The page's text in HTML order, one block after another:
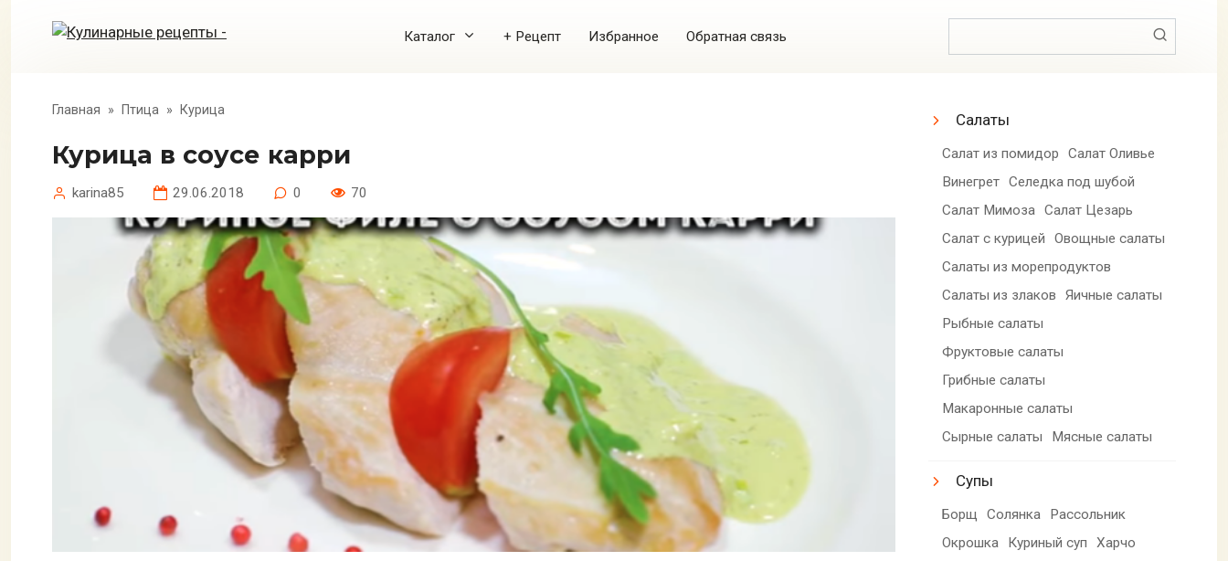
Каталог + Рецепт Избранное Обратная связь
Главная » Птица » Курица
Курица в соусе карри
karina85 29.06.2018 0 70
Салаты
Салат из помидор
Салат Оливье
Винегрет Селедка под шубой
Салат Мимоза Салат Цезарь
Салат с курицей
Овощные салаты
Салаты из морепродуктов
Салаты из злаков
Яичные салаты
Рыбные салаты
Фруктовые салаты
Грибные салаты
Макаронные салаты
Сырные салаты
Мясные салаты
Супы
Борщ Солянка
Рассольник
Окрошка
Куриный суп
Харчо